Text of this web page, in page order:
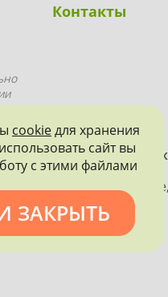
Контакты
ПРАВИТЕЛЬСТВА
размещенных на
правообладателя и
источник информации.
cookieдля хранения
сайт вы
с этими файлами
ЗАКРЫТЬ